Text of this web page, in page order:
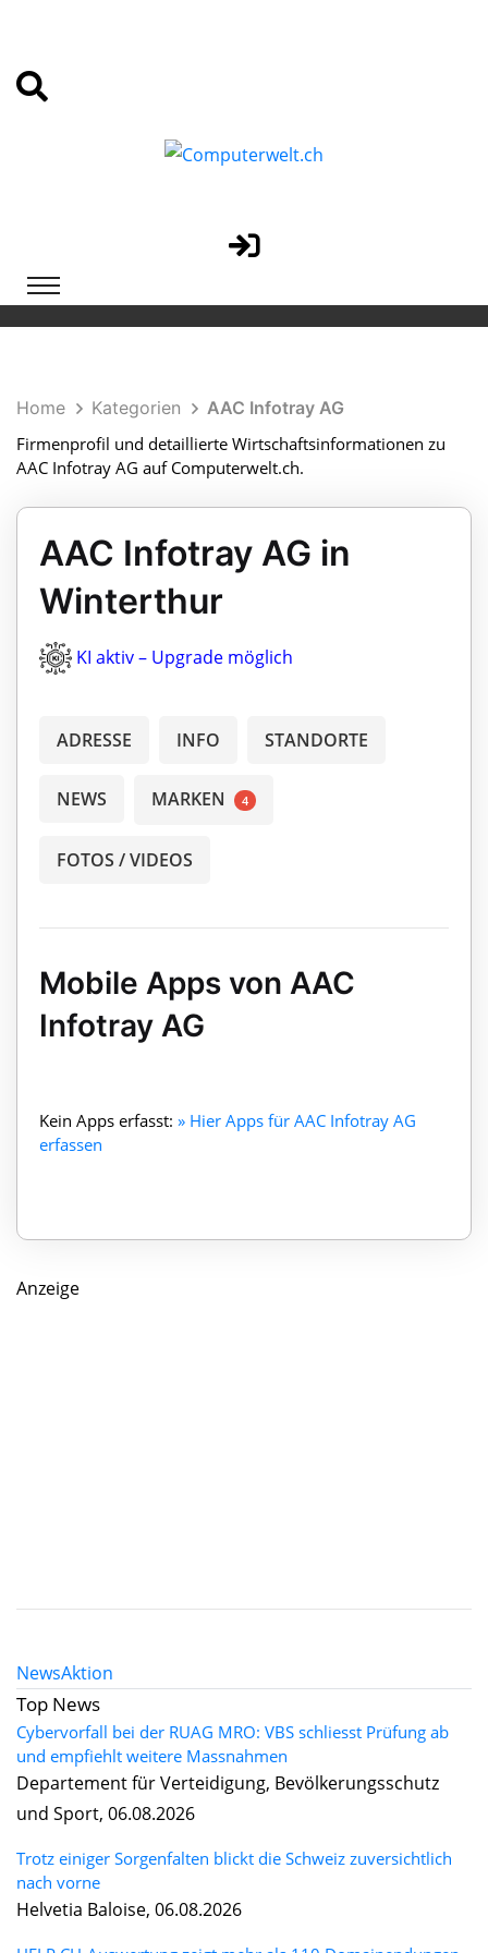
Home Kategorien
AAC Infotray AG
Firmenprofil und detaillierte Wirtschaftsinformationen zu
AAC Infotray AG auf Computerwelt.ch.
AAC Infotray AG in
Winterthur
KI aktiv – Upgrade möglich
ADRESSE INFO STANDORTE
NEWS MARKEN 4
FOTOS / VIDEOS
Mobile Apps von AAC
Infotray AG
Kein Apps erfasst: » Hier Apps für AAC Infotray AG
erfassen
Anzeige
NewsAktion
Top News
Cybervorfall bei der RUAG MRO: VBS schliesst Prüfung ab
und empfiehlt weitere Massnahmen
Departement für Verteidigung, Bevölkerungsschutz
und Sport, 06.08.2026
Trotz einiger Sorgenfalten blickt die Schweiz zuversichtlich
nach vorne
Helvetia Baloise, 06.08.2026